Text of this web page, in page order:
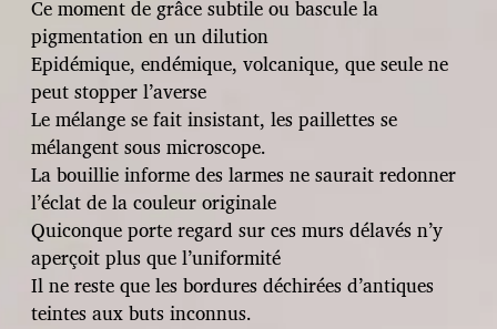
Ce moment de grâce subtile ou bascule la
pigmentation en un dilution
Epidémique, endémique, volcanique, que seule ne
peut stopper l’averse
Le mélange se fait insistant, les paillettes se
mélangent sous microscope.
La bouillie informe des larmes ne saurait redonner
l’éclat de la couleur originale
Quiconque porte regard sur ces murs délavés n’y
aperçoit plus que l’uniformité
Il ne reste que les bordures déchirées d’antiques
teintes aux buts inconnus.